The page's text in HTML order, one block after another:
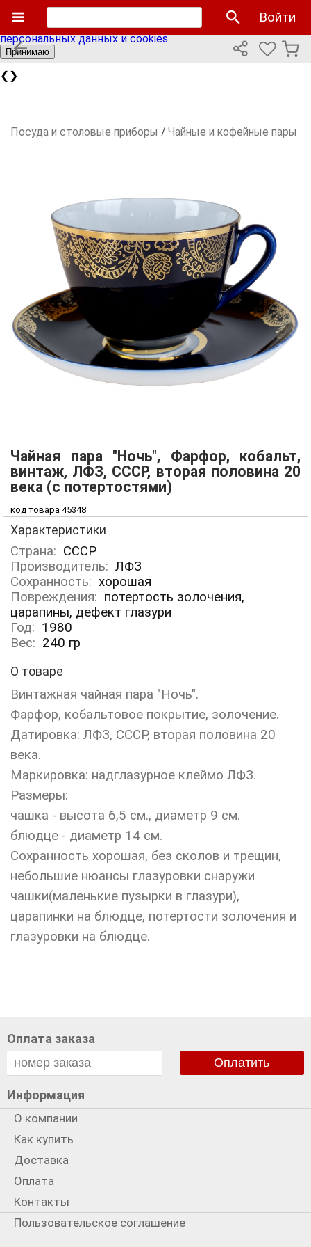
Мы используем cookies файлы для улучшения работы
сайта и персонализации. Продолжая пользоваться сайтом
вы соглашаетесь с нашейполитикой использования
персональных данных и cookies
Принимаю
❮ ❯
Войти
Посуда и столовые приборы / Чайные и кофейные пары
Чайная пара "Ночь", Фарфор, кобальт,
винтаж, ЛФЗ, СССР, вторая половина 20
века (с потертостями)
код товара 45348
Характеристики
Страна: СССР
Производитель: ЛФЗ
Сохранность: хорошая
Повреждения: потертость золочения,
царапины, дефект глазури
Год: 1980
Вес: 240 гр
О товаре
Винтажная чайная пара "Ночь".
Фарфор, кобальтовое покрытие, золочение.
Датировка: ЛФЗ, СССР, вторая половина 20
века.
Маркировка: надглазурное клеймо ЛФЗ.
Размеры:
чашка - высота 6,5 см., диаметр 9 см.
блюдце - диаметр 14 см.
Сохранность хорошая, без сколов и трещин,
небольшие нюансы глазуровки снаружи
чашки(маленькие пузырки в глазури),
царапинки на блюдце, потертости золочения и
глазуровки на блюдце.
Оплата заказа
Оплатить
Информация
О компании
Как купить
Доставка
Оплата
Контакты
Пользовательское соглашение